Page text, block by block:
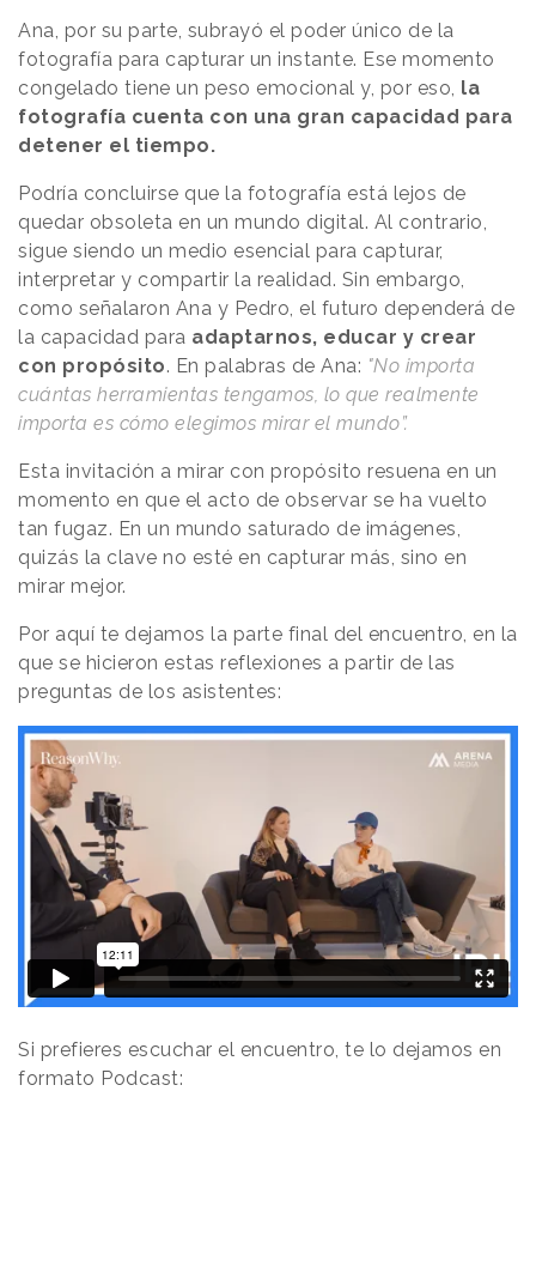
Ana, por su parte, subrayó el poder único de la
fotografía para capturar un instante. Ese momento
congelado tiene un peso emocional y, por eso, la
fotografía cuenta con una gran capacidad para
detener el tiempo.
Podría concluirse que la fotografía está lejos de
quedar obsoleta en un mundo digital. Al contrario,
sigue siendo un medio esencial para capturar,
interpretar y compartir la realidad. Sin embargo,
como señalaron Ana y Pedro, el futuro dependerá de
la capacidad para adaptarnos, educar y crear
con propósito. En palabras de Ana: "No importa
cuántas herramientas tengamos, lo que realmente
importa es cómo elegimos mirar el mundo”.
Esta invitación a mirar con propósito resuena en un
momento en que el acto de observar se ha vuelto
tan fugaz. En un mundo saturado de imágenes,
quizás la clave no esté en capturar más, sino en
mirar mejor.
Por aquí te dejamos la parte final del encuentro, en la
que se hicieron estas reflexiones a partir de las
preguntas de los asistentes:
Si prefieres escuchar el encuentro, te lo dejamos en
formato Podcast: